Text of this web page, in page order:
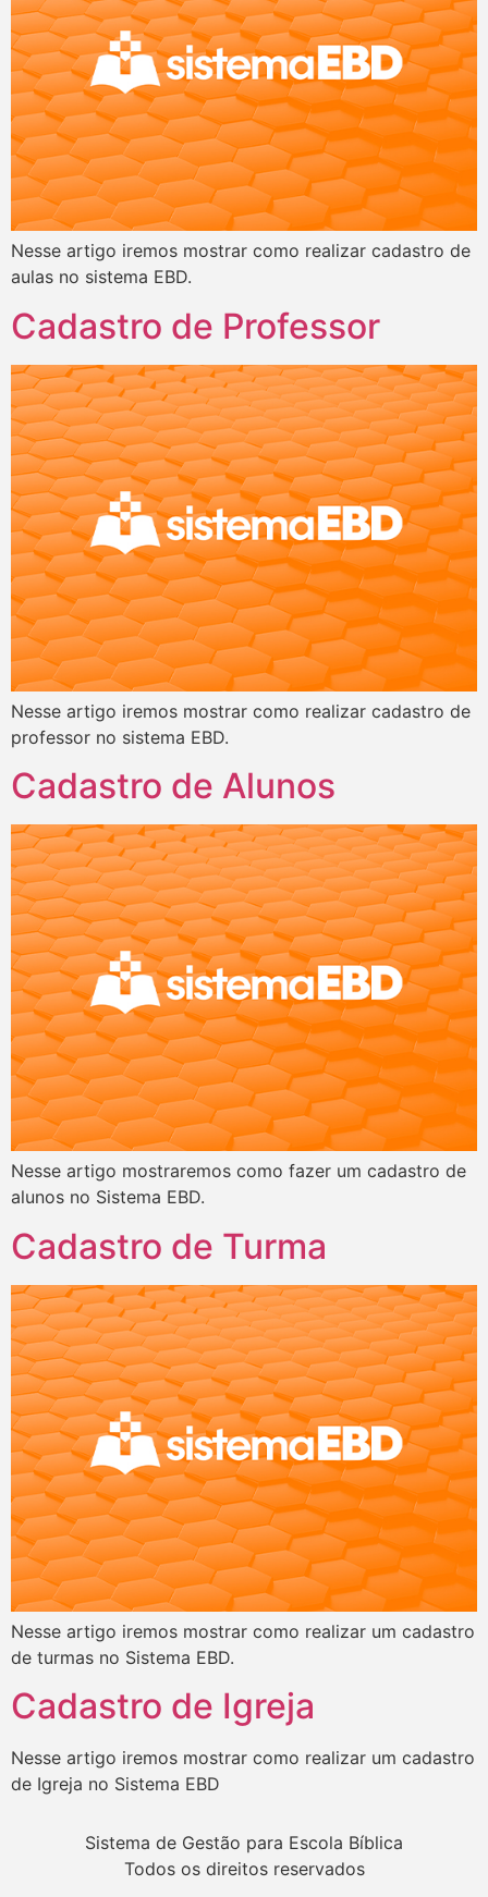
Nesse artigo iremos mostrar como realizar cadastro de
aulas no sistema EBD.
Cadastro de Professor
Nesse artigo iremos mostrar como realizar cadastro de
professor no sistema EBD.
Cadastro de Alunos
Nesse artigo mostraremos como fazer um cadastro de
alunos no Sistema EBD.
Cadastro de Turma
Nesse artigo iremos mostrar como realizar um cadastro
de turmas no Sistema EBD.
Cadastro de Igreja
Nesse artigo iremos mostrar como realizar um cadastro
de Igreja no Sistema EBD
Sistema de Gestão para Escola Bíblica
Todos os direitos reservados